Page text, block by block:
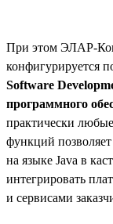
При этом ЭЛАР-
конфигурируется
Software
программного
практически
функций
на языке Java в
интегрировать
и сервисами